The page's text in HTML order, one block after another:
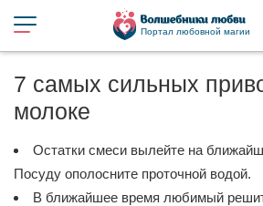
Портал любовной магии
7 самых сильных
молоке
Остатки смеси вылейте на
Посуду ополосните проточной водой.
В ближайшее время любимый